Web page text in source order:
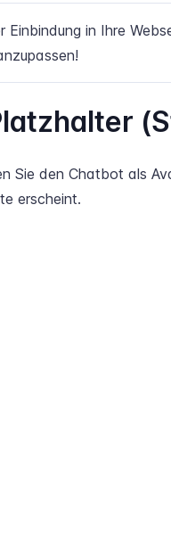
Einbindung in Ihre
Sie den Chatbot als
erscheint.